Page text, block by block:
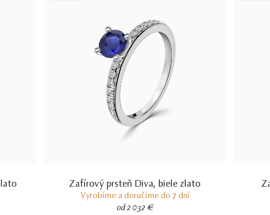
Zafírový prsteň Diva, biele zlato
Vyrobíme a doručíme do 7 dní
od 2 032 €